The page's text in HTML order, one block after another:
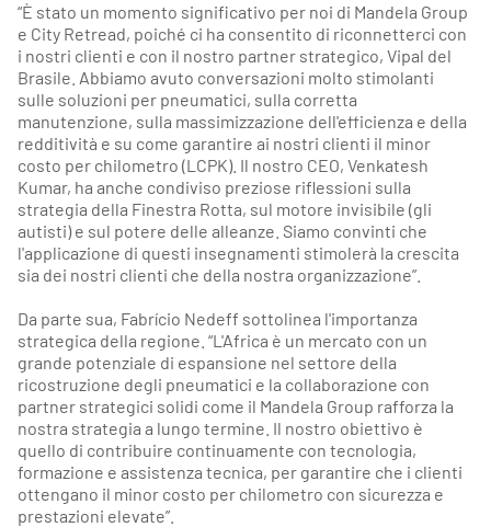
“È stato un momento significativo per noi di Mandela Group
e City Retread, poiché ci ha consentito di riconnetterci con
i nostri clienti e con il nostro partner strategico, Vipal del
Brasile. Abbiamo avuto conversazioni molto stimolanti
sulle soluzioni per pneumatici, sulla corretta
manutenzione, sulla massimizzazione dell'efficienza e della
redditività e su come garantire ai nostri clienti il minor
costo per chilometro (LCPK). Il nostro CEO, Venkatesh
Kumar, ha anche condiviso preziose riflessioni sulla
strategia della Finestra Rotta, sul motore invisibile (gli
autisti) e sul potere delle alleanze. Siamo convinti che
l'applicazione di questi insegnamenti stimolerà la crescita
sia dei nostri clienti che della nostra organizzazione”.
Da parte sua, Fabrício Nedeff sottolinea l'importanza
strategica della regione. “L'Africa è un mercato con un
grande potenziale di espansione nel settore della
ricostruzione degli pneumatici e la collaborazione con
partner strategici solidi come il Mandela Group rafforza la
nostra strategia a lungo termine. Il nostro obiettivo è
quello di contribuire continuamente con tecnologia,
formazione e assistenza tecnica, per garantire che i clienti
ottengano il minor costo per chilometro con sicurezza e
prestazioni elevate”.